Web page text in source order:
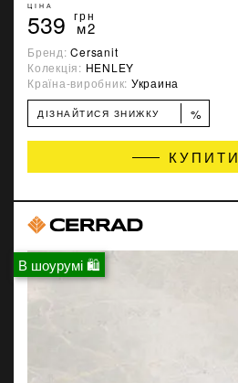
ЦІНА
539 грн
м2
Бренд:Cersanit
Колекція: HENLEY
Країна-виробник: Украина
ДІЗНАЙТИСЯ ЗНИЖКУ %
КУПИТИ
В шоурумі 🛍